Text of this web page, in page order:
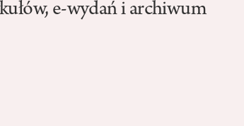
e-wydań i archiwum